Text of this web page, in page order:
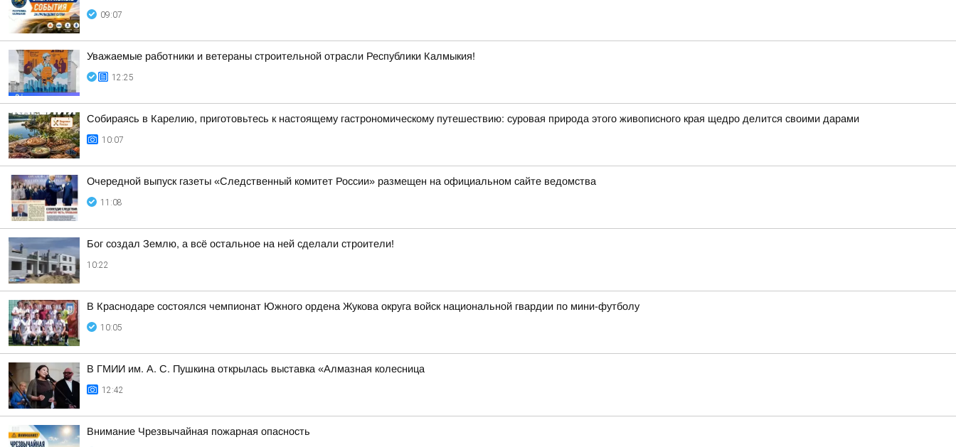
09:07
Уважаемые работники и ветераны строительной отрасли Республики Калмыкия!
12:25
Собираясь в Карелию, приготовьтесь к настоящему гастрономическому путешествию: суровая природа этого живописного края щедро делится своими дарами
10:07
Очередной выпуск газеты «Следственный комитет России» размещен на официальном сайте ведомства
11:08
Бог создал Землю, а всё остальное на ней сделали строители!
10:22
В Краснодаре состоялся чемпионат Южного ордена Жукова округа войск национальной гвардии по мини-футболу
10:05
В ГМИИ им. А. С. Пушкина открылась выставка «Алмазная колесница
12:42
Внимание Чрезвычайная пожарная опасность